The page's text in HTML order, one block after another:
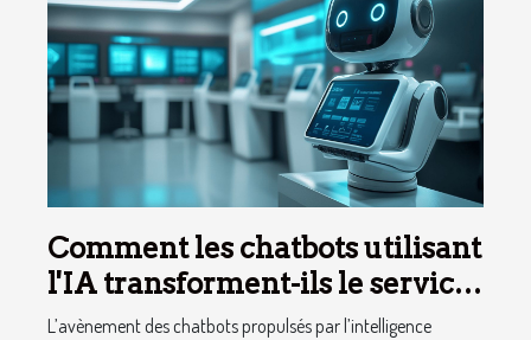
Comment les chatbots utilisant
l'IA transforment-ils le service
client ?
L’avènement des chatbots propulsés par l’intelligence